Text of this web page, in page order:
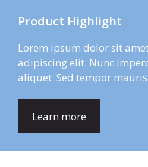
Product Highlight
Lorem ipsum dolor sit
adipiscing elit. Nunc
aliquet. Sed tempor
Learn more